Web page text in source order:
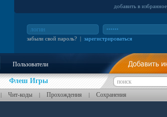
добавить в избранное
забыли свой пароль? | зарегистрироваться
Пользователи
Флеш Игры
| Чит-коды | Прохождения | Сохранения